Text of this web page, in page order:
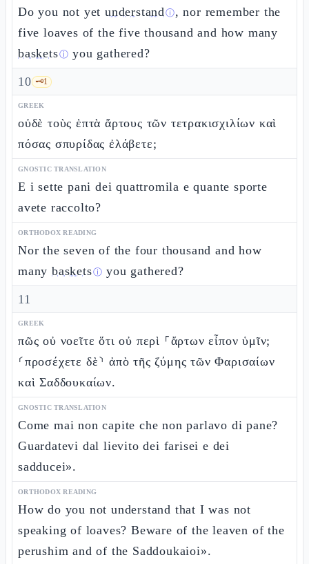
Do you not yetunderstandⓘ, nor remember the
five loaves of the five thousand and how many
basketsⓘ you gathered?
10 🗝️1
GREEK
οὐδὲ τοὺς ἑπτὰ ἄρτους τῶν τετρακισχιλίων καὶ
πόσας σπυρίδας ἐλάβετε;
GNOSTIC TRANSLATION
E i sette pani dei quattromila e quante sporte
avete raccolto?
ORTHODOX READING
Nor the seven of the four thousand and how
many basketsⓘ you gathered?
11
GREEK
πῶς οὐ νοεῖτε ὅτι οὐ περὶ ⸀ἄρτων εἶπον ὑμῖν;
⸂προσέχετε δὲ⸃ ἀπὸ τῆς ζύμης τῶν Φαρισαίων
καὶ Σαδδουκαίων.
GNOSTIC TRANSLATION
Come mai non capite che non parlavo di pane?
Guardatevi dal lievito dei farisei e dei
sadducei».
ORTHODOX READING
How do you not understand that I was not
speaking of loaves? Beware of the leaven of the
perushim and of the Saddoukaioi».